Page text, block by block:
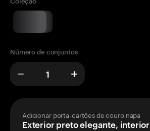
Número de conjuntos
Adicionar porta-cartões de couro napa
Exterior preto elegante, interior